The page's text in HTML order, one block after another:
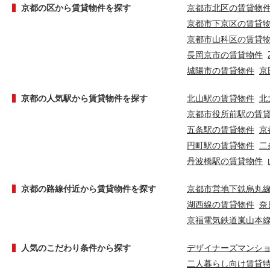
京都の区から賃貸物件を探す
京都市北区の賃貸物
京都市下京区の賃貸
京都市山科区の賃貸
長岡京市の賃貸物件
城陽市の賃貸物件 京
京都の人気駅から賃貸物件を探す 北山駅の賃貸物件 北
京都市役所前駅の賃
五条駅の賃貸物件 京
円町駅の賃貸物件
丹波橋駅の賃貸物件
京都の路線付近から賃貸物件を探す
京都市営地下鉄烏丸
湖西線の賃貸物件 奈
京福電気鉄道嵐山本
人気のこだわり条件から探す
デザイナーズマンシ
二人暮らし向け賃貸